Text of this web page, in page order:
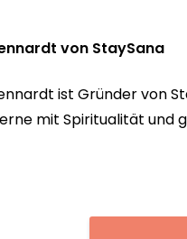
von StaySana
ist Gründer von
mit Spiritualität und